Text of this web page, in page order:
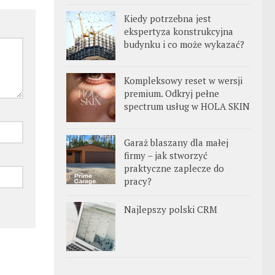
Kiedy potrzebna jest
ekspertyza konstrukcyjna
budynku i co może wykazać?
Kompleksowy reset w wersji
premium. Odkryj pełne
spectrum usług w HOLA SKIN
Garaż blaszany dla małej
firmy – jak stworzyć
praktyczne zaplecze do
pracy?
Najlepszy polski CRM